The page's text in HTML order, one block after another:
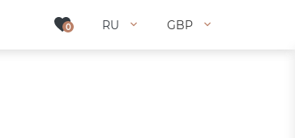
0 RU GBP
0 RU GBP